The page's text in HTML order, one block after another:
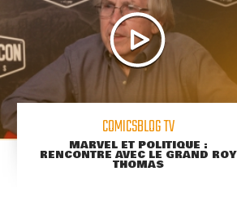
COMICSBLOG TV
MARVEL ET POLITIQUE :
RENCONTRE AVEC LE GRAND ROY
THOMAS